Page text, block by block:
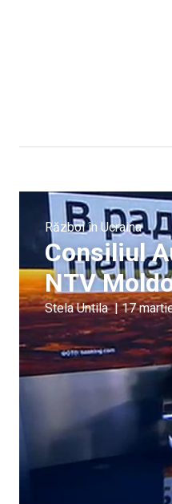
Război în Ucraina
Consiliul
NTV
Stela Untila | 17